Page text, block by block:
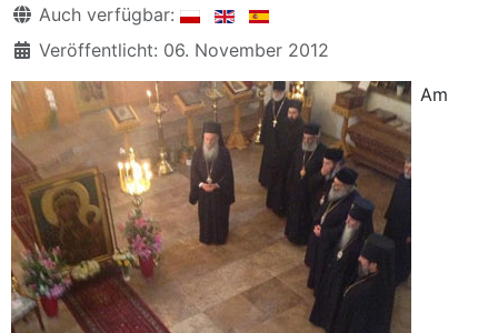
DetailsAuch verfügbar:
Veröffentlicht: 06. November 2012
Am